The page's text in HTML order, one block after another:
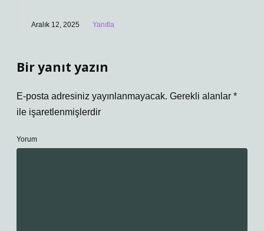
Aralık 12, 2025 Yanıtla
Bir yanıt yazın
E-posta adresiniz yayınlanmayacak. Gerekli alanlar *
ile işaretlenmişlerdir
Yorum